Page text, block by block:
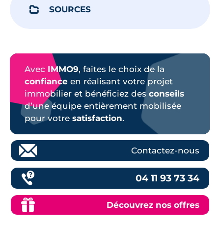
SOURCES
Avec IMMO9, faites le choix de la
confiance en réalisant votre projet
immobilier et bénéficiez des conseils
d’une équipe entièrement mobilisée
pour votre satisfaction.
Contactez-nous
04 11 93 73 34
Découvrez nos offres